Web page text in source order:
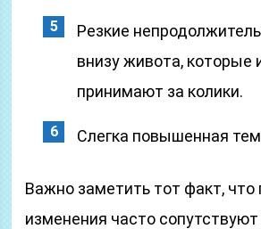
Резкие
внизу живота, которые
принимают за колики.
Слегка повышенная
Важно заметить тот факт,
изменения часто